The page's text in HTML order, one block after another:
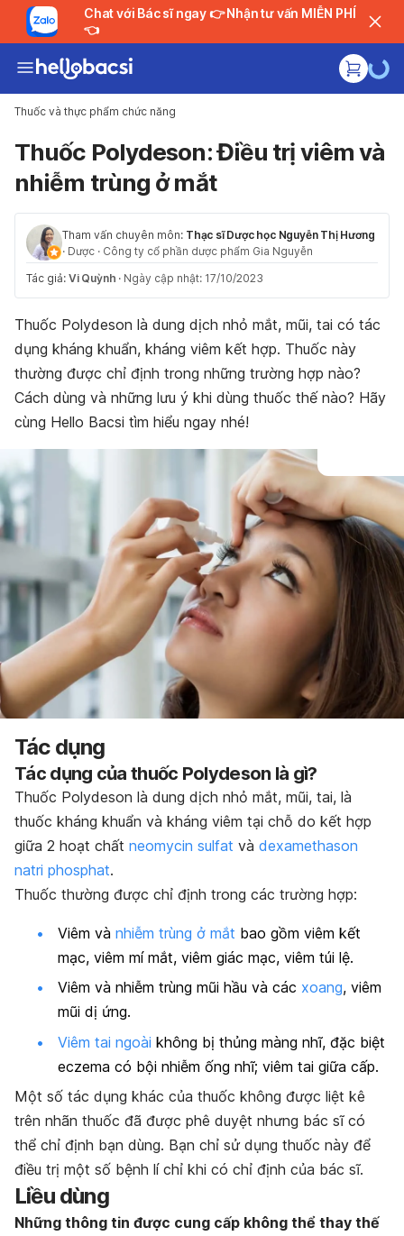
Chat với Bác sĩ ngay 👉 Nhận tư vấn MIỄN PHÍ
👈
Thuốc và thực phẩm chức năng
Thuốc Polydeson: Điều trị viêm và
nhiễm trùng ở mắt
Tham vấn chuyên môn: Thạc sĩ Dược học Nguyễn Thị Hương
· Dược · Công ty cổ phần dược phẩm Gia Nguyễn
Tác giả: Vi Quỳnh · Ngày cập nhật: 17/10/2023
Thuốc Polydeson là dung dịch nhỏ mắt, mũi, tai có tác
dụng kháng khuẩn, kháng viêm kết hợp. Thuốc này
thường được chỉ định trong những trường hợp nào?
Cách dùng và những lưu ý khi dùng thuốc thế nào? Hãy
cùng Hello Bacsi tìm hiểu ngay nhé!
Tác dụng
Tác dụng của thuốc Polydeson là gì?
Thuốc Polydeson là dung dịch nhỏ mắt, mũi, tai, là
thuốc kháng khuẩn và kháng viêm tại chỗ do kết hợp
giữa 2 hoạt chất neomycin sulfat và dexamethason
natri phosphat.
Thuốc thường được chỉ định trong các trường hợp:
Viêm và nhiễm trùng ở mắt bao gồm viêm kết
mạc, viêm mí mắt, viêm giác mạc, viêm túi lệ.
Viêm và nhiễm trùng mũi hầu và các xoang, viêm
mũi dị ứng.
Viêm tai ngoài không bị thủng màng nhĩ, đặc biệt
eczema có bội nhiễm ống nhĩ; viêm tai giữa cấp.
Một số tác dụng khác của thuốc không được liệt kê
trên nhãn thuốc đã được phê duyệt nhưng bác sĩ có
thể chỉ định bạn dùng. Bạn chỉ sử dụng thuốc này để
điều trị một số bệnh lí chỉ khi có chỉ định của bác sĩ.
Liều dùng
Những thông tin được cung cấp không thể thay thế